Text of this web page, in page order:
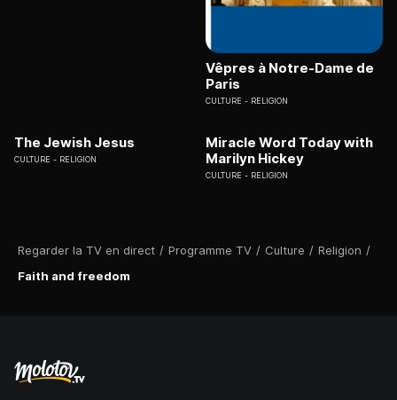
Regarder la TV en direct / Programme TV / Culture / Religion /
Faith and freedom
Vêpres à Notre-Dame de
Paris
CULTURE RELIGION
The Jewish Jesus
CULTURE RELIGION
Miracle Word Today with
Marilyn Hickey
CULTURE RELIGION